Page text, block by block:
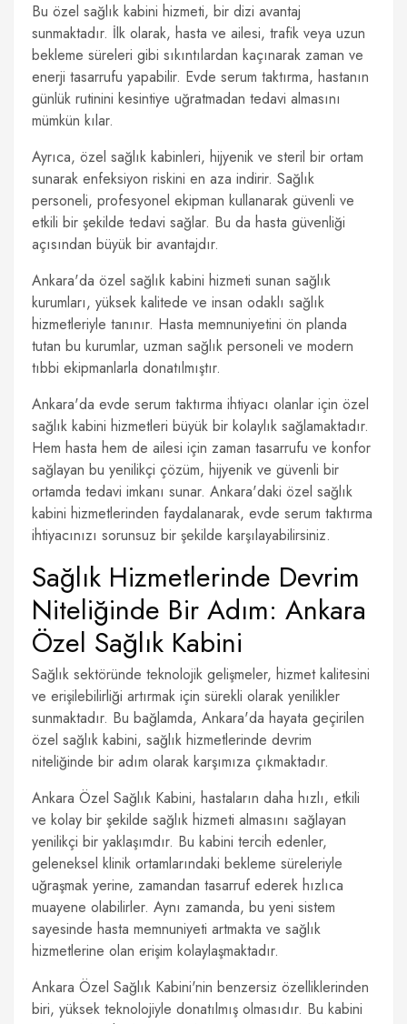
Bu özel sağlık kabini hizmeti, bir dizi avantaj
sunmaktadır. İlk olarak, hasta ve ailesi, trafik veya uzun
bekleme süreleri gibi sıkıntılardan kaçınarak zaman ve
enerji tasarrufu yapabilir. Evde serum taktırma, hastanın
günlük rutinini kesintiye uğratmadan tedavi almasını
mümkün kılar.
Ayrıca, özel sağlık kabinleri, hijyenik ve steril bir ortam
sunarak enfeksiyon riskini en aza indirir. Sağlık
personeli, profesyonel ekipman kullanarak güvenli ve
etkili bir şekilde tedavi sağlar. Bu da hasta güvenliği
açısından büyük bir avantajdır.
Ankara'da özel sağlık kabini hizmeti sunan sağlık
kurumları, yüksek kalitede ve insan odaklı sağlık
hizmetleriyle tanınır. Hasta memnuniyetini ön planda
tutan bu kurumlar, uzman sağlık personeli ve modern
tıbbi ekipmanlarla donatılmıştır.
Ankara'da evde serum taktırma ihtiyacı olanlar için özel
sağlık kabini hizmetleri büyük bir kolaylık sağlamaktadır.
Hem hasta hem de ailesi için zaman tasarrufu ve konfor
sağlayan bu yenilikçi çözüm, hijyenik ve güvenli bir
ortamda tedavi imkanı sunar. Ankara'daki özel sağlık
kabini hizmetlerinden faydalanarak, evde serum taktırma
ihtiyacınızı sorunsuz bir şekilde karşılayabilirsiniz.
Sağlık Hizmetlerinde Devrim
Niteliğinde Bir Adım: Ankara
Özel Sağlık Kabini
Sağlık sektöründe teknolojik gelişmeler, hizmet kalitesini
ve erişilebilirliği artırmak için sürekli olarak yenilikler
sunmaktadır. Bu bağlamda, Ankara'da hayata geçirilen
özel sağlık kabini, sağlık hizmetlerinde devrim
niteliğinde bir adım olarak karşımıza çıkmaktadır.
Ankara Özel Sağlık Kabini, hastaların daha hızlı, etkili
ve kolay bir şekilde sağlık hizmeti almasını sağlayan
yenilikçi bir yaklaşımdır. Bu kabini tercih edenler,
geleneksel klinik ortamlarındaki bekleme süreleriyle
uğraşmak yerine, zamandan tasarruf ederek hızlıca
muayene olabilirler. Aynı zamanda, bu yeni sistem
sayesinde hasta memnuniyeti artmakta ve sağlık
hizmetlerine olan erişim kolaylaşmaktadır.
Ankara Özel Sağlık Kabini'nin benzersiz özelliklerinden
biri, yüksek teknolojiyle donatılmış olmasıdır. Bu kabini